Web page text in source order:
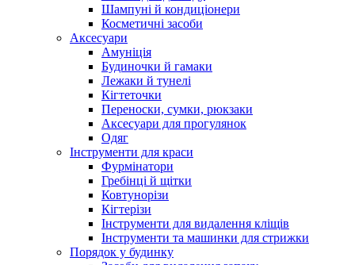
Шампуні й кондиціонери
Косметичні засоби
Аксесуари
Амуніція
Будиночки й гамаки
Лежаки й тунелі
Кігтеточки
Переноски, сумки, рюкзаки
Аксесуари для прогулянок
Одяг
Інструменти для краси
Фурмінатори
Гребінці й щітки
Ковтунорізи
Кігтерізи
Інструменти для видалення кліщів
Інструменти та машинки для стрижки
Порядок у будинку